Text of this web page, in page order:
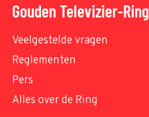
Gouden Televizier-Ring
Veelgestelde vragen
Reglementen
Pers
Alles over de Ring